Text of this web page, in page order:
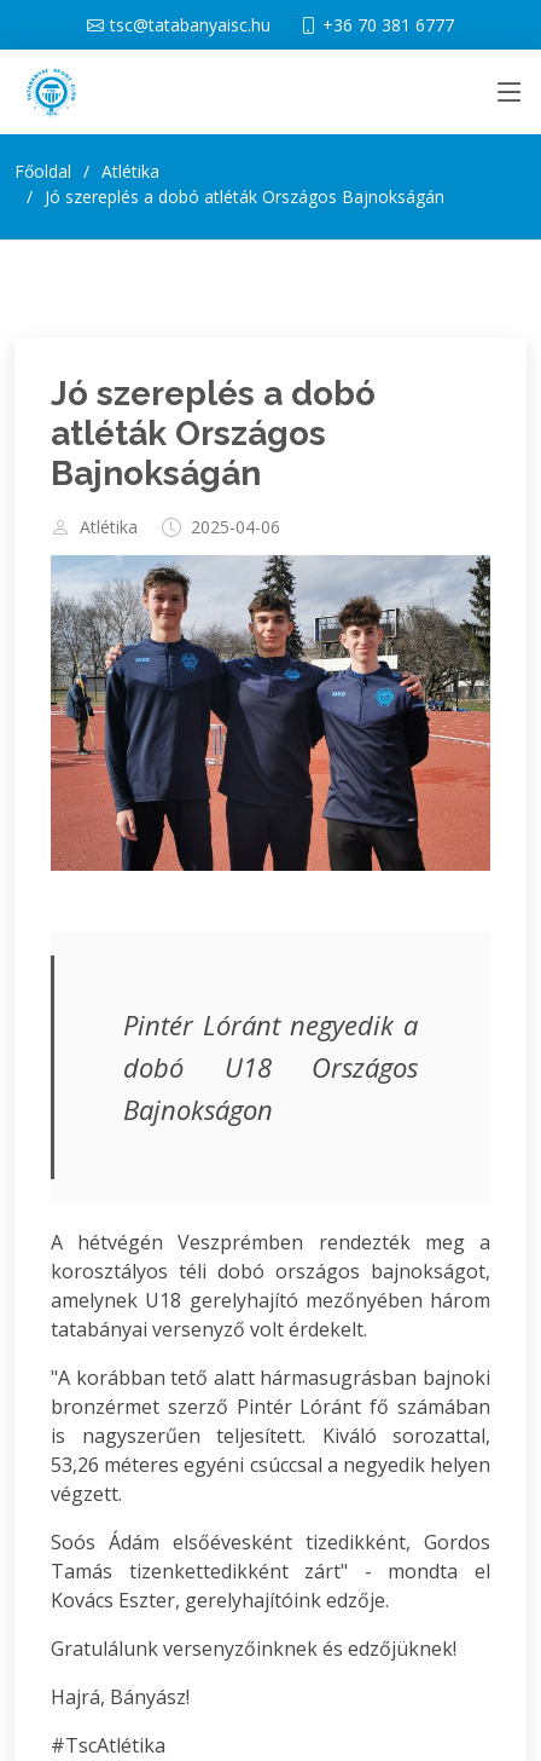
tsc@tatabanyaisc.hu +36 70 381 6777
Főoldal
Atlétika
Jó szereplés a dobó atléták Országos Bajnokságán
Jó szereplés a dobó
atléták Országos
Bajnokságán
Atlétika 2025-04-06
Pintér Lóránt negyedik a
dobó U18 Országos
Bajnokságon
A hétvégén Veszprémben rendezték meg a
korosztályos téli dobó országos bajnokságot,
amelynek U18 gerelyhajító mezőnyében három
tatabányai versenyző volt érdekelt.
"A korábban tető alatt hármasugrásban bajnoki
bronzérmet szerző Pintér Lóránt fő számában
is nagyszerűen teljesített. Kiváló sorozattal,
53,26 méteres egyéni csúccsal a negyedik helyen
végzett.
Soós Ádám elsőévesként tizedikként, Gordos
Tamás tizenkettedikként zárt" - mondta el
Kovács Eszter, gerelyhajítóink edzője.
Gratulálunk versenyzőinknek és edzőjüknek!
Hajrá, Bányász!
#TscAtlétika